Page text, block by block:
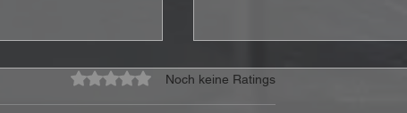
Mit 0 von 5 Sternen bewertet.
Noch keine Ratings